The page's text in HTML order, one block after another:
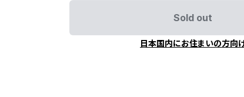
Sold out
日本国内にお住まいの方向